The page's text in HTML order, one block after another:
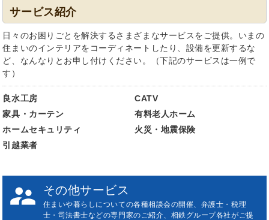
サービス紹介
日々のお困りごとを解決するさまざまなサービスをご提供。いまの
住まいのインテリアをコーディネートしたり、設備を更新するな
ど、なんなりとお申し付けください。（下記のサービスは一例で
す）
良水工房
CATV
家具・カーテン
有料老人ホーム
ホームセキュリティ
火災・地震保険
引越業者
 その他サービス
住まいや暮らしについての各種相談会の開催、弁護士・税理
士・司法書士などの専門家のご紹介、相鉄グループ各社がご提